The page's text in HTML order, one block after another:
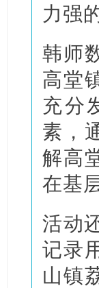
力强
韩师
高堂
充分
素，
解高
在基
活动
记录
山镇